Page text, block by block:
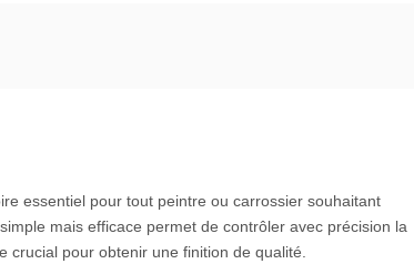
essentiel pour tout peintre ou carrossier souhaitant
mais efficace permet de contrôler avec précision la
crucial pour obtenir une finition de qualité.